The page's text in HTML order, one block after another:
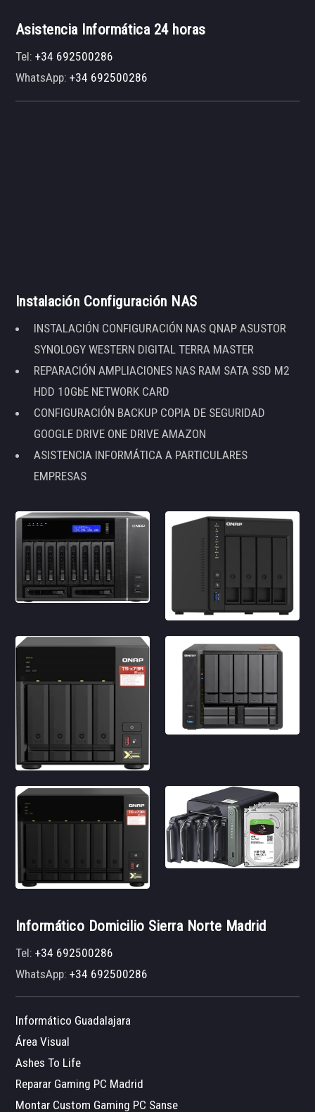
Asistencia Informática 24 horas
Tel:+34 692500286
WhatsApp:+34 692500286
Instalación Configuración NAS
INSTALACIÓN CONFIGURACIÓN NAS QNAP ASUSTOR
SYNOLOGY WESTERN DIGITAL TERRA MASTER
REPARACIÓN AMPLIACIONES NAS RAM SATA SSD M2
HDD 10GbE NETWORK CARD
CONFIGURACIÓN BACKUP COPIA DE SEGURIDAD
GOOGLE DRIVE ONE DRIVE AMAZON
ASISTENCIA INFORMÁTICA A PARTICULARES
EMPRESAS
Informático Domicilio Sierra Norte Madrid
Tel:+34 692500286
WhatsApp:+34 692500286
Informático Guadalajara
Área Visual
Ashes To Life
Reparar Gaming PC Madrid
Montar Custom Gaming PC Sanse